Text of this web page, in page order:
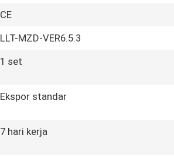
CE
LLT-MZD-VER6.5.3
1 set
Ekspor standar
7 hari kerja